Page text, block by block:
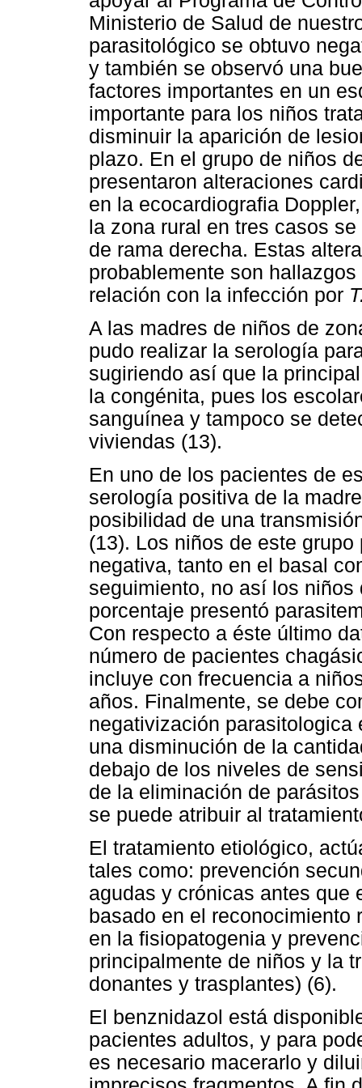
Ministerio de Salud de
parasitológico se obtuvo
y también se observó una
factores importantes en un
importante para los niños
disminuir la aparición de
plazo. En el grupo de niños
presentaron alteraciones
en la ecocardiografia
la zona rural en tres casos
de rama derecha. Estas
probablemente son
relación con la infección por
A las madres de niños de
pudo realizar la serología
sugiriendo así que la
la congénita, pues los
sanguínea y tampoco se
viviendas (13).
En uno de los pacientes de
serología positiva de la
posibilidad de una
(13). Los niños de este
negativa, tanto en el basal
seguimiento, no así los
porcentaje presentó
Con respecto a éste último
número de pacientes
incluye con frecuencia a
años. Finalmente, se debe
negativización parasitologica
una disminución de la
debajo de los niveles de
de la eliminación de
se puede atribuir al
El tratamiento etiológico,
tales como: prevención
agudas y crónicas antes que
basado en el
en la fisiopatogenia y
principalmente de niños y la
donantes y trasplantes) (6).
El benznidazol está
pacientes adultos, y para
es necesario macerarlo y